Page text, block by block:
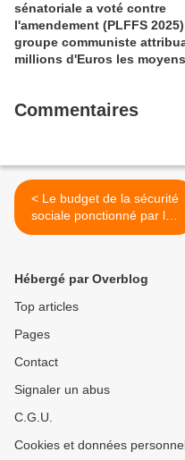
sénatoriale a voté contre
l'amendement (PLFFS
groupe communiste
millions d'Euros les
Commentaires
< Le budget de la sécurité
sociale ponctionné par les
milliards offerts au grand
citoyen, écologiste au Sénat
- 25 septembre 2018)
Hébergé par Overblog
Top articles
Pages
Contact
Signaler un abus
C.G.U.
Cookies et données